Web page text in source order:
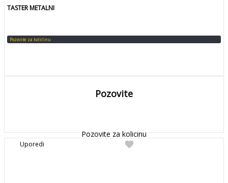
TASTER METALNI
Pozovite za količinu
Pozovite
Pozovite za kolicinu
favorite
Uporedi